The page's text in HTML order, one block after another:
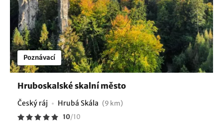
Poznávací
Hruboskalské skalní město
Český ráj Hrubá Skála (9 km)
10/10